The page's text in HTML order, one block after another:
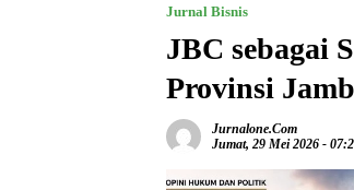
Jurnal Bisnis
JBC sebagai
Provinsi
Jurnalone.com
Jumat, 29 Mei 2026 -